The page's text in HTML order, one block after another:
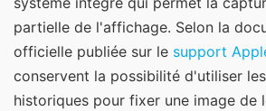
partielle de l'affichage. Selon la
officielle publiée sur le support
conservent la possibilité d'utiliser
historiques pour fixer une image de